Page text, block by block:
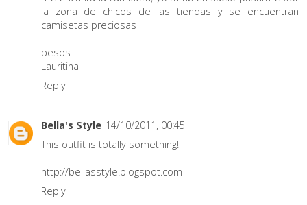
la zona de chicos de las tiendas y se encuentran
camisetas preciosas
besos
Lauritina
Reply
Bella's Style 14/10/2011, 00:45
This outfit is totally something!
http://bellasstyle.blogspot.com
Reply